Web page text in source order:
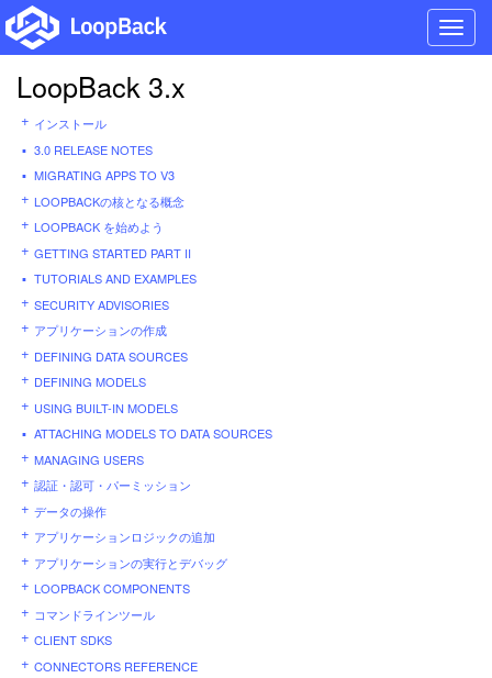
LoopBack 3.x
インストール
3.0 RELEASE NOTES
MIGRATING APPS TO V3
LOOPBACKの核となる概念
LOOPBACK を始めよう
GETTING STARTED PART II
TUTORIALS AND EXAMPLES
SECURITY ADVISORIES
アプリケーションの作成
DEFINING DATA SOURCES
DEFINING MODELS
USING BUILT-IN MODELS
ATTACHING MODELS TO DATA SOURCES
MANAGING USERS
認証・認可・パーミッション
データの操作
アプリケーションロジックの追加
アプリケーションの実行とデバッグ
LOOPBACK COMPONENTS
コマンドラインツール
CLIENT SDKS
CONNECTORS REFERENCE